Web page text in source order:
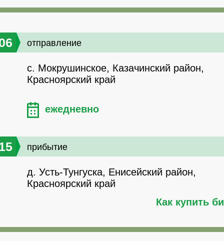
отправление
с. Мокрушинское, Казачинский район,
Красноярский край
ежедневно
прибытие
д. Усть-Тунгуска, Енисейский район,
Красноярский край
Как купить